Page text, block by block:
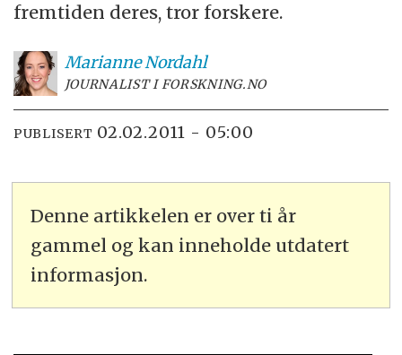
fremtiden deres, tror forskere.
MarianneNordahl
JOURNALIST I FORSKNING.NO
PUBLISERT 02.02.2011 - 05:00
Denne artikkelen er over ti år
gammel og kan inneholde utdatert
informasjon.